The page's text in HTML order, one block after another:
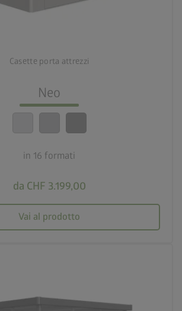
Casette porta attrezzi
Neo
in 16 formati
da CHF 3.199,00
Vai al prodotto
3 varianti di colore
di sicurezza elevatissimi
calendar_month